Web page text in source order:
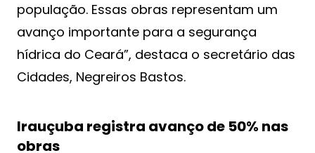
população. Essas obras representam um
avanço importante para a segurança
hídrica do Ceará”, destaca o secretário das
Cidades, Negreiros Bastos.
Irauçuba registra avanço de 50% nas
obras